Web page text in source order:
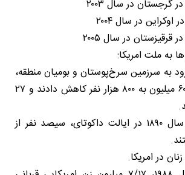
به ملت امریکا:
به سرزمین سرخ‌پوستان و بومیان منطقه،
جمعیت آنان را از ۶۰ میلیون به ۸۰۰ هزار نفر کاهش دادند و ۲۷
۲. امریکایی‌ها در سال ۱۸۹۰ در ایالت داکوتای، سیصد نفر از